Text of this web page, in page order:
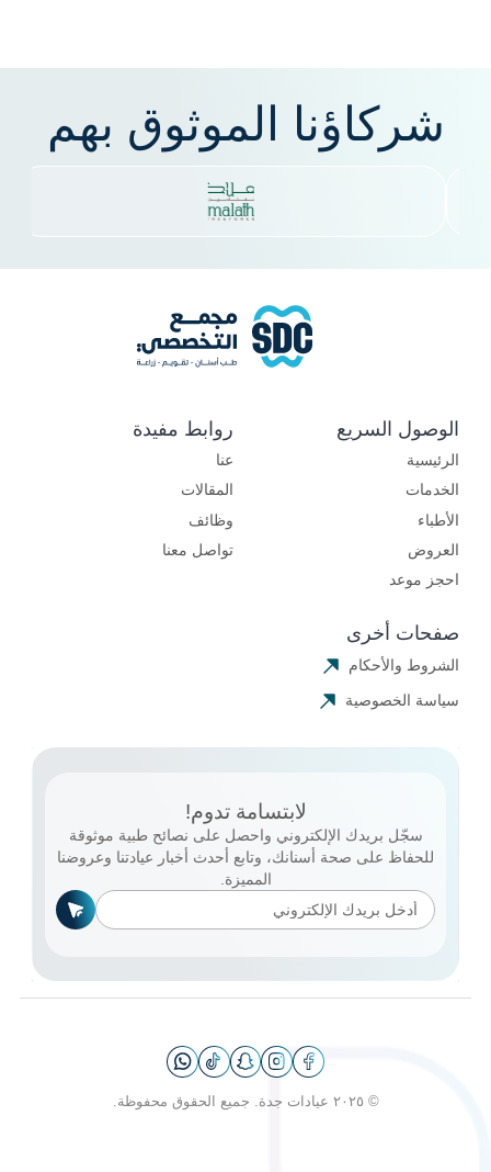
شركاؤنا الموثوق بهم
الوصول السريع
الرئيسية
الخدمات
الأطباء
العروض
احجز موعد
روابط مفيدة
عنا
المقالات
وظائف
تواصل معنا
صفحات أخرى
الشروط والأحكام
سياسة الخصوصية
لابتسامة تدوم!
سجّل بريدك الإلكتروني واحصل على نصائح طبية موثوقة
للحفاظ على صحة أسنانك، وتابع أحدث أخبار عيادتنا وعروضنا
المميزة.
© ٢٠٢٥ عيادات جدة. جميع الحقوق محفوظة.